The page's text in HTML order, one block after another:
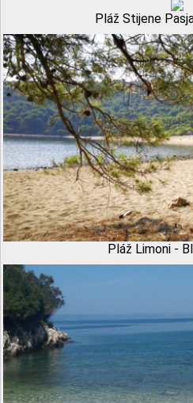
Pláž Stijene
Pláž Limoni -